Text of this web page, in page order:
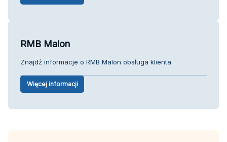
RMB Malon
Znajdź informacje o RMB Malon obsługa klienta.
Więcej informacji